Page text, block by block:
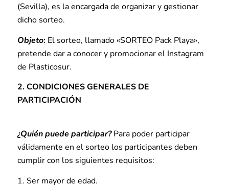
(Sevilla), es la encargada de organizar y gestionar
dicho sorteo.
Objeto:El sorteo, llamado «SORTEO Pack Playa»,
pretende dar a conocer y promocionar el Instagram
de Plasticosur.
2. CONDICIONES GENERALES DE
PARTICIPACIÓN
¿Quién puede participar?Para poder participar
válidamente en el sorteo los participantes deben
cumplir con los siguientes requisitos:
1. Ser mayor de edad.